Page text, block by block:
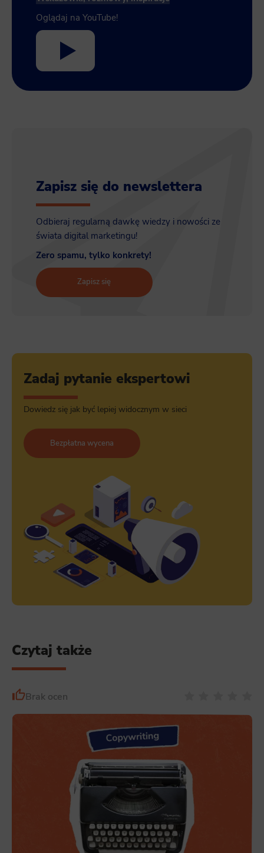
Oglądaj na YouTube!
Zapisz się do newslettera
Odbieraj regularną dawkę wiedzy i nowości ze
świata digital marketingu!
Zero spamu, tylko konkrety!
Zapisz się
Zadaj pytanie ekspertowi
Dowiedz się jak być lepiej widocznym w sieci
Bezpłatna wycena
Czytaj także
Brak ocen